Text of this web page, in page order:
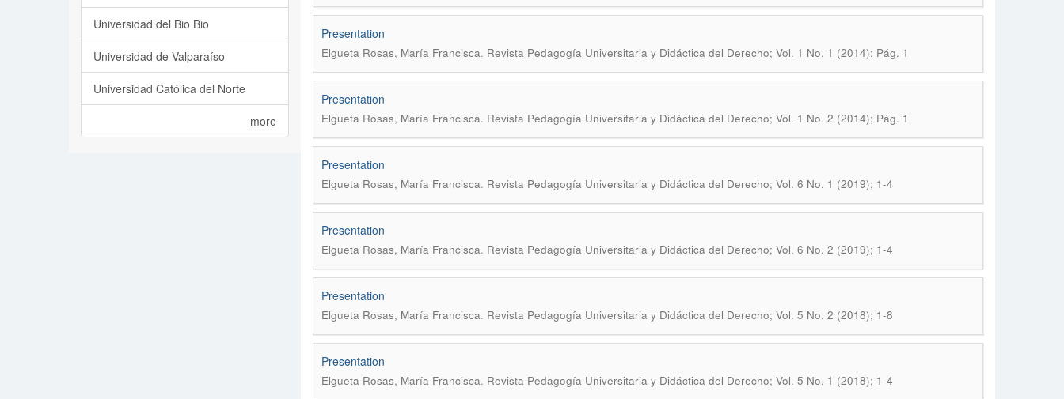
Presentation
Elgueta Rosas, María Francisca. Revista Pedagogía Universitaria y Didáctica del Derecho; Vol. 1 No. 1 (2014); Pág. 1
Presentation
Elgueta Rosas, María Francisca. Revista Pedagogía Universitaria y Didáctica del Derecho; Vol. 1 No. 2 (2014); Pág. 1
Presentation
Elgueta Rosas, María Francisca. Revista Pedagogía Universitaria y Didáctica del Derecho; Vol. 6 No. 1 (2019); 1-4
Presentation
Elgueta Rosas, María Francisca. Revista Pedagogía Universitaria y Didáctica del Derecho; Vol. 6 No. 2 (2019); 1-4
Presentation
Elgueta Rosas, María Francisca. Revista Pedagogía Universitaria y Didáctica del Derecho; Vol. 5 No. 2 (2018); 1-8
Presentation
Elgueta Rosas, María Francisca. Revista Pedagogía Universitaria y Didáctica del Derecho; Vol. 5 No. 1 (2018); 1-4
Universidad del Bio Bio
Universidad de Valparaíso
Universidad Católica del Norte
more